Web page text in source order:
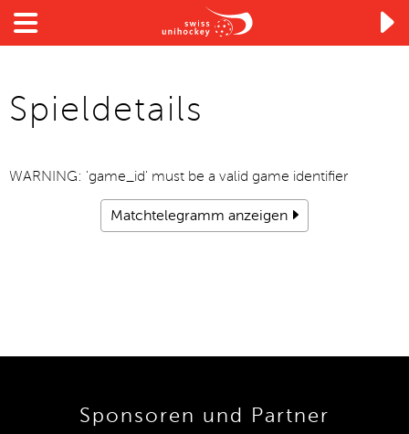

Spieldetails
WARNING: 'game_id' must be a valid game identifier
Matchtelegramm anzeigen
Sponsoren und Partner